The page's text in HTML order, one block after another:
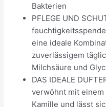
Bakterien
PFLEGE UND
eine ideale
zuverlässigem
Milchsäure und
DAS IDEALE
verwöhnt mit einem
Kamille und lässt